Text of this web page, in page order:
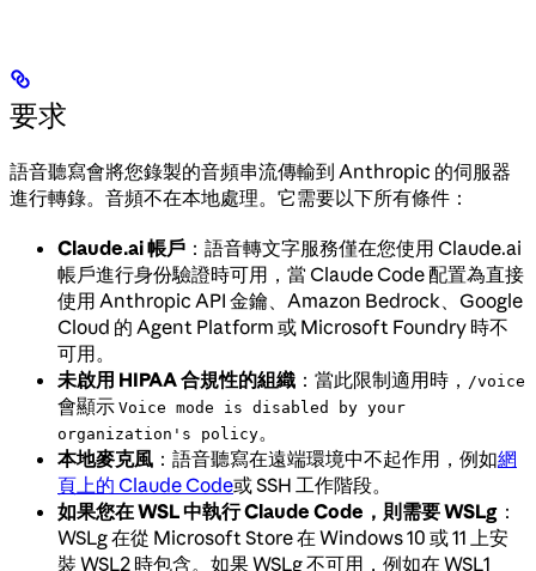
要求
語音聽寫會將您錄製的音頻串流傳輸到 Anthropic 的伺服器
進行轉錄。音頻不在本地處理。它需要以下所有條件：
Claude.ai 帳戶 ：語音轉文字服務僅在您使用 Claude.ai
帳戶進行身份驗證時可用，當 Claude Code 配置為直接
使用 Anthropic API 金鑰、Amazon Bedrock、Google
Cloud 的 Agent Platform 或 Microsoft Foundry 時不
可用。
未啟用 HIPAA 合規性的組織 ：當此限制適用時， /voice
會顯示 Voice mode is disabled by your
organization's policy。
本地麥克風 ：語音聽寫在遠端環境中不起作用，例如網
頁上的 Claude Code或 SSH 工作階段。
如果您在 WSL 中執行 Claude Code，則需要 WSLg ：
WSLg 在從 Microsoft Store 在 Windows 10 或 11 上安
裝 WSL2 時包含。如果 WSLg 不可用，例如在 WSL1